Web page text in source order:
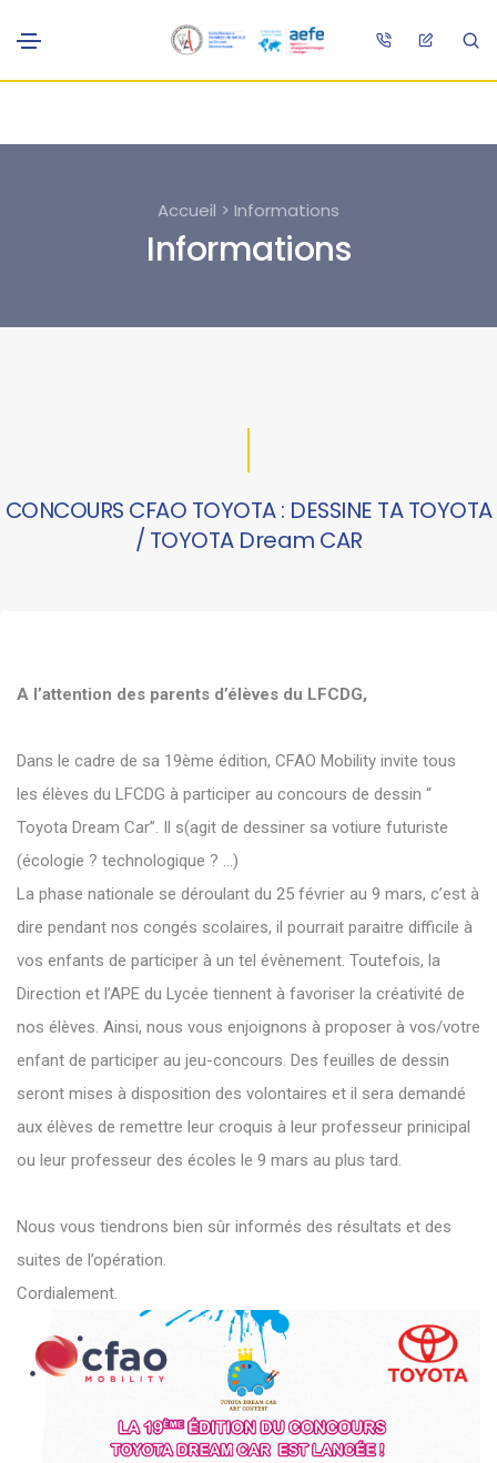
Accueil > Informations
Informations
CONCOURS CFAO TOYOTA : DESSINE TA TOYOTA
/ TOYOTA Dream CAR
A l’attention des parents d’élèves du LFCDG,
Dans le cadre de sa 19ème édition, CFAO Mobility invite tous
les élèves du LFCDG à participer au concours de dessin “
Toyota Dream Car”. Il s(agit de dessiner sa votiure futuriste
(écologie ? technologique ? …)
La phase nationale se déroulant du 25 février au 9 mars, c’est à
dire pendant nos congés scolaires, il pourrait paraitre difficile à
vos enfants de participer à un tel évènement. Toutefois, la
Direction et l’APE du Lycée tiennent à favoriser la créativité de
nos élèves. Ainsi, nous vous enjoignons à proposer à vos/votre
enfant de participer au jeu-concours. Des feuilles de dessin
seront mises à disposition des volontaires et il sera demandé
aux élèves de remettre leur croquis à leur professeur prinicipal
ou leur professeur des écoles le 9 mars au plus tard.
Nous vous tiendrons bien sûr informés des résultats et des
suites de l’opération.
Cordialement.